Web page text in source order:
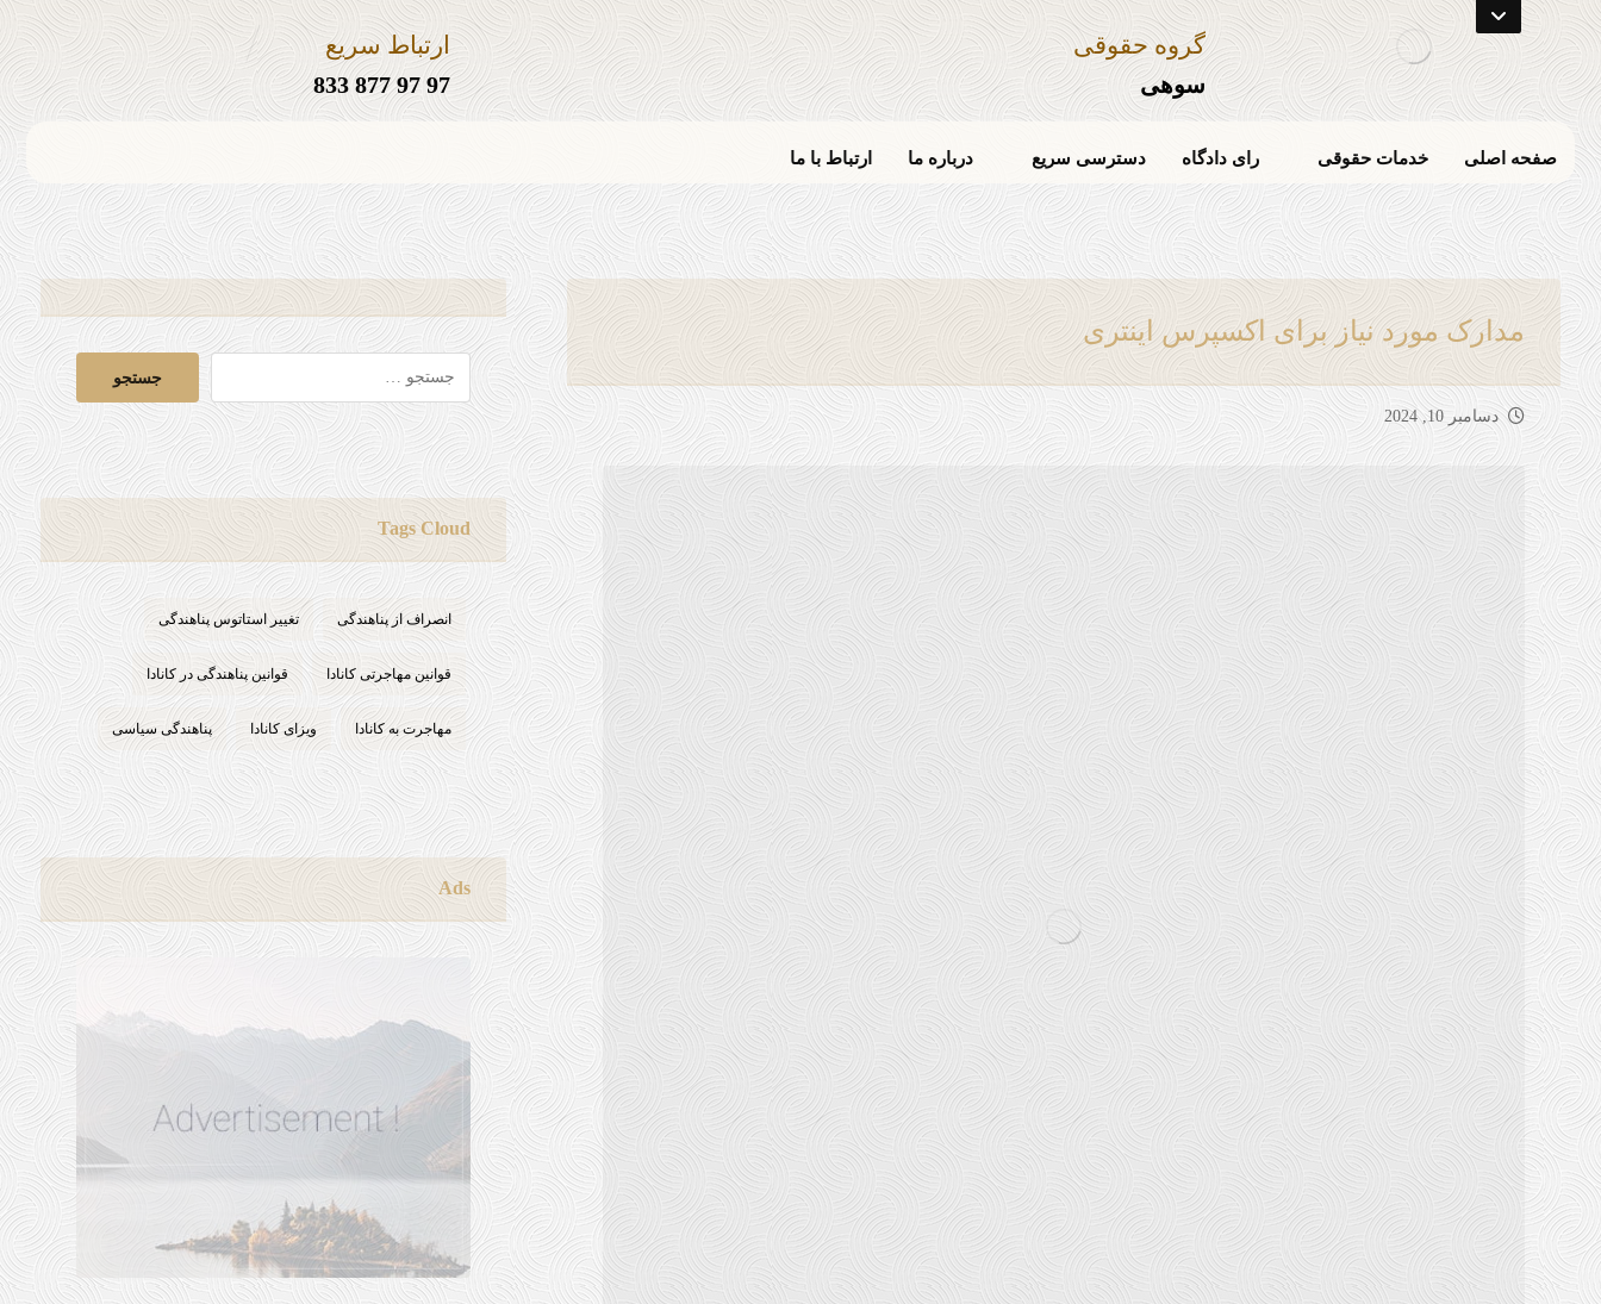
گروه حقوقی
سوهی
ارتباط سریع
97 97 877 833
صفحه اصلی خدمات حقوقی رای دادگاه دسترسی سریع درباره ما ارتباط با ما
مدارک مورد نیاز برای اکسپرس اینتری
دسامبر 10, 2024
Tags Cloud
انصراف از پناهندگی تغییر استاتوس پناهندگی
قوانین مهاجرتی کانادا قوانین پناهندگی در کانادا
مهاجرت به کانادا ویزای کانادا پناهندگی سیاسی
Ads